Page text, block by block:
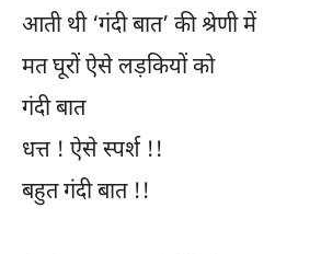
आती थी ‘गंदी बात’ की श्रेणी में
मत घूरों ऐसे लड़कियों को
गंदी बात
धत्त ! ऐसे स्पर्श !!
बहुत गंदी बात !!